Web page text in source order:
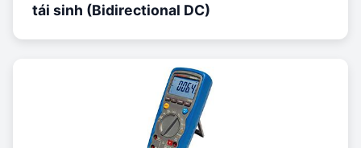
tái sinh (Bidirectional DC)